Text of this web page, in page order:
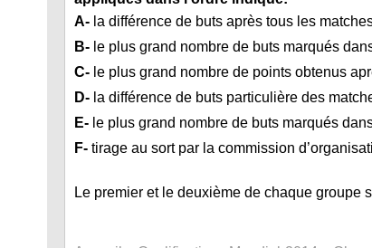
A-la différence de buts après tous les
B-le plus grand nombre de buts marqués
C-le plus grand nombre de points obtenus
D-la différence de buts particulière des
E-le plus grand nombre de buts marqués
F-tirage au sort par la commission
Le premier et le deuxième de chaque groupe